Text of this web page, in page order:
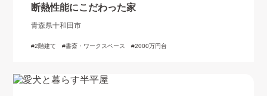
断熱性能にこだわった家
青森県十和田市
2階建て 書斎・ワークスペース 2000万円台